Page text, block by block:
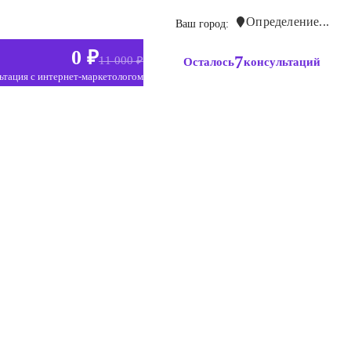
Ваш город: Определение...
0 ₽11 000 ₽
с интернет-маркетологом
Осталось7консультаций